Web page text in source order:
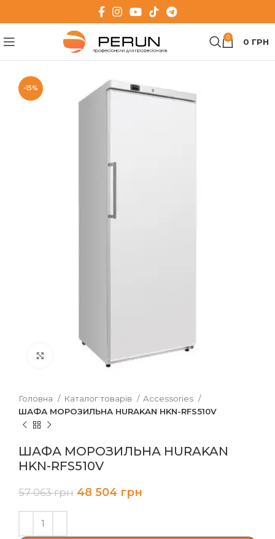
0 0 ГРН
-15%
Клацніть, щоб збільшити
Головна Каталог товарів
Accessories
ШАФА МОРОЗИЛЬНА HURAKAN HKN-RFS510V
ШАФА МОРОЗИЛЬНА HURAKAN
HKN-RFS510V
57 063грн 48 504 грн